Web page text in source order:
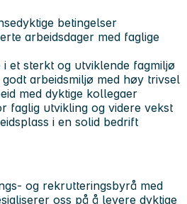
betingelser
arbeidsdager med faglige
et sterkt og utviklende fagmiljø
arbeidsmiljø med høy trivsel
med dyktige kollegaer
faglig utvikling og videre vekst
i en solid bedrift
og rekrutteringsbyrå med
oss på å levere dyktige